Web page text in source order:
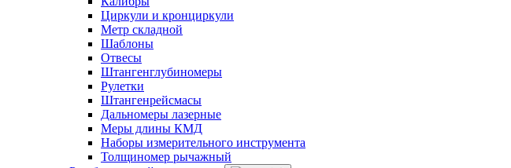
Циркули и кронциркули
Метр складной
Шаблоны
Отвесы
Штангенглубиномеры
Рулетки
Штангенрейсмасы
Дальномеры лазерные
Меры длины КМД
Наборы измерительного инструмента
Толщиномер рычажный